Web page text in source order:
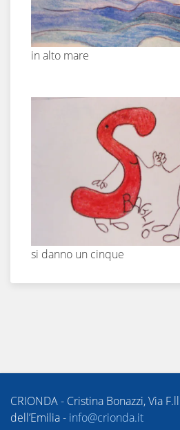
in alto mare
si danno un cinque
CRIONDA - Cristina Bonazzi, Via
dell’Emilia - info@crionda.it